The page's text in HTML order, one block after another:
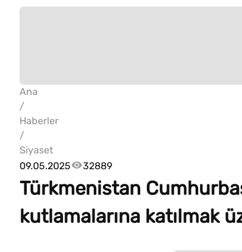
Ana
/
Haberler
/
Siyaset
09.05.2025
32889
Türkmenistan
kutlamalarına katılmak